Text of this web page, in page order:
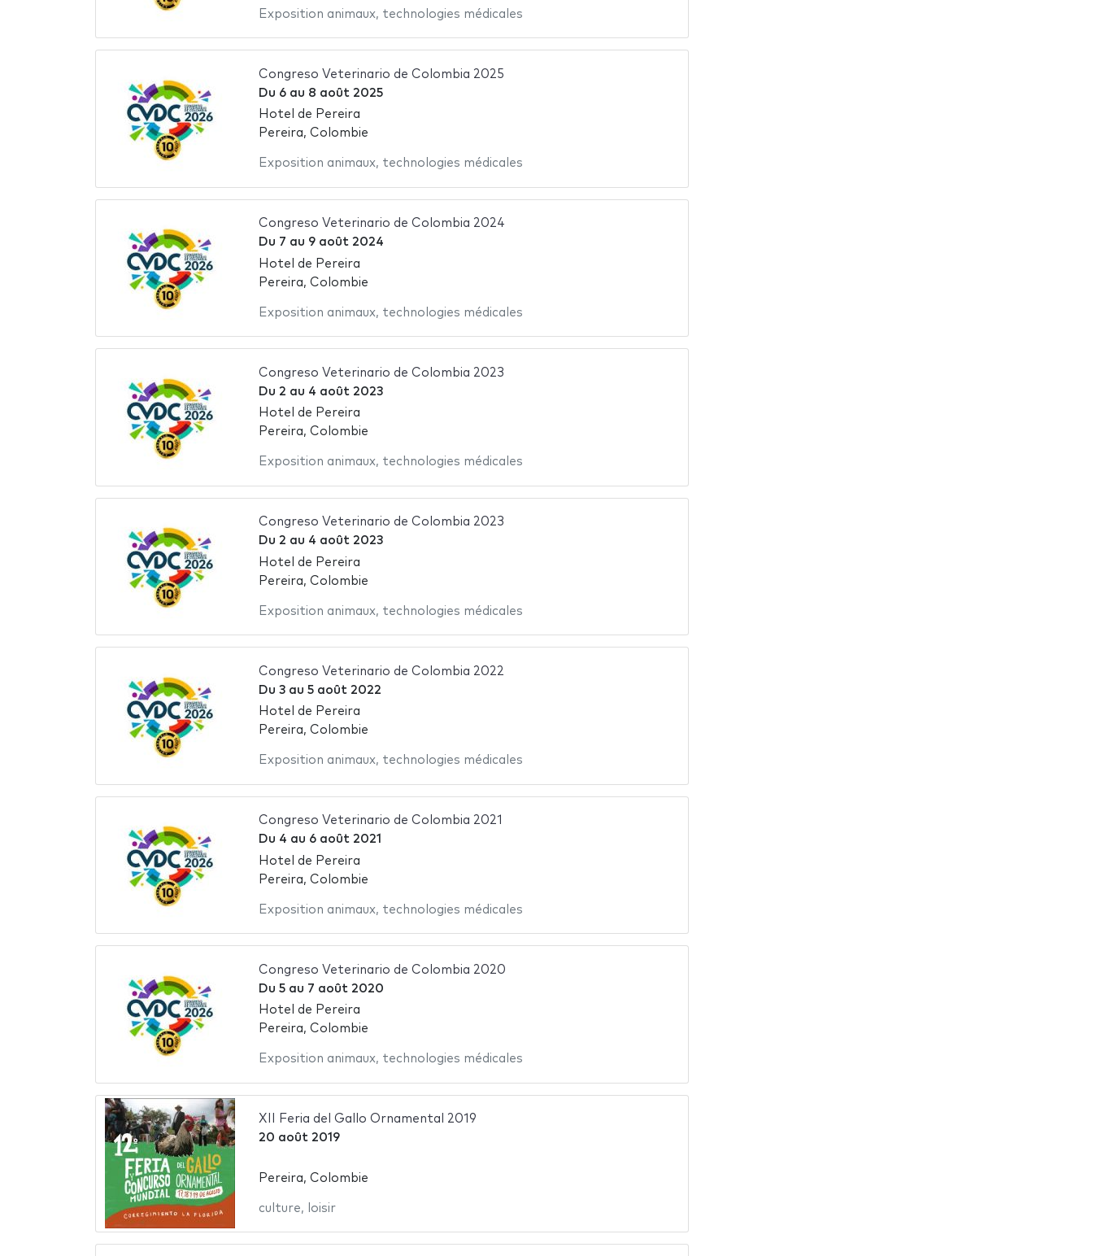
Exposition animaux, technologies médicales
Congreso Veterinario de Colombia 2025
Du 6au 8 août 2025
Hotel de Pereira
Pereira, Colombie
Exposition animaux, technologies médicales
Congreso Veterinario de Colombia 2024
Du 7 au 9 août 2024
Hotel de Pereira
Pereira, Colombie
Exposition animaux, technologies médicales
Congreso Veterinario de Colombia 2023
Du 2 au 4 août 2023
Hotel de Pereira
Pereira, Colombie
Exposition animaux, technologies médicales
Congreso Veterinario de Colombia 2023
Du 2 au 4 août 2023
Hotel de Pereira
Pereira, Colombie
Exposition animaux, technologies médicales
Congreso Veterinario de Colombia 2022
Du 3au 5 août 2022
Hotel de Pereira
Pereira, Colombie
Exposition animaux, technologies médicales
Congreso Veterinario de Colombia 2021
Du 4 au 6 août 2021
Hotel de Pereira
Pereira, Colombie
Exposition animaux, technologies médicales
Congreso Veterinario de Colombia 2020
Du 5au 7 août 2020
Hotel de Pereira
Pereira, Colombie
Exposition animaux, technologies médicales
XII Feria del Gallo Ornamental 2019
20 août 2019
Pereira, Colombie
culture, loisir